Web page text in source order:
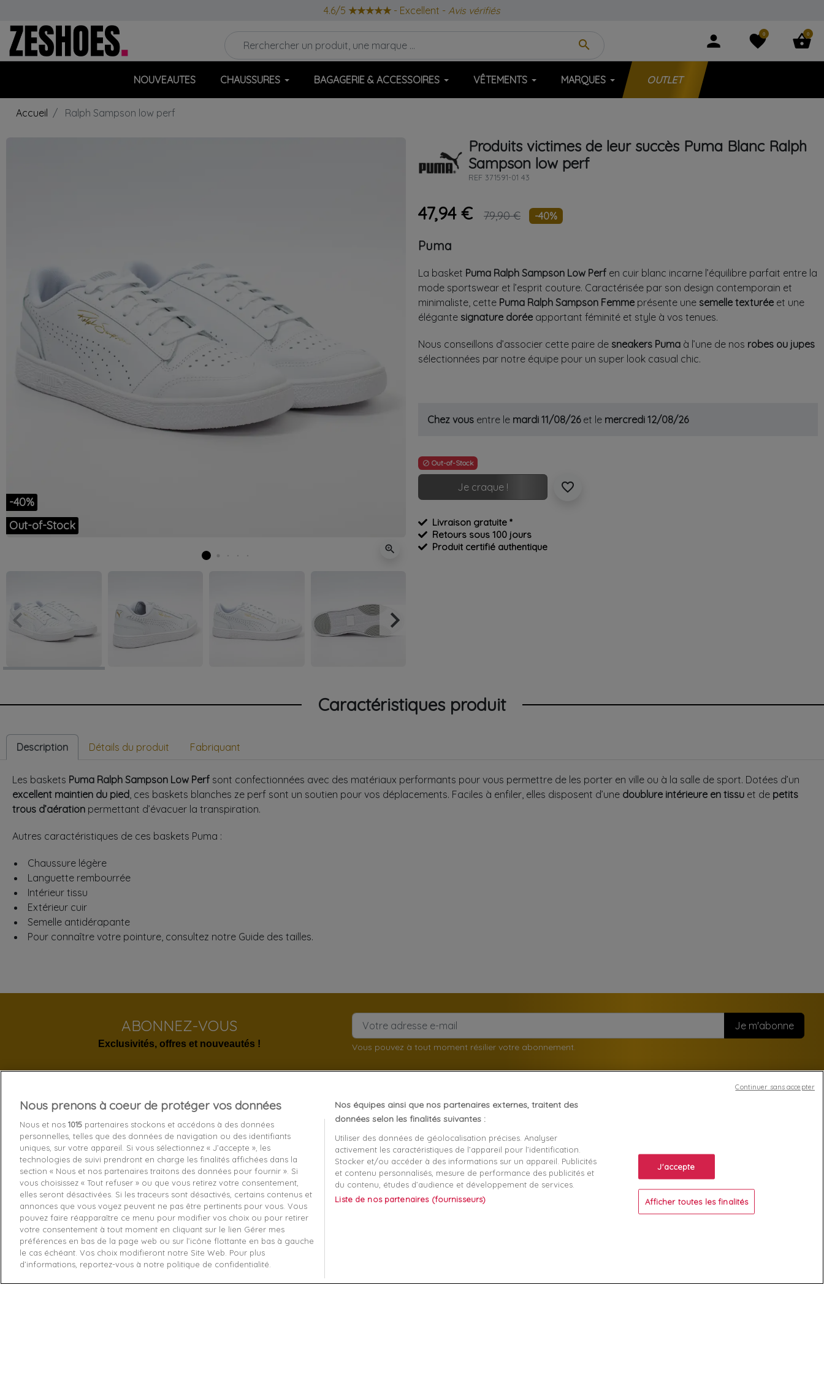
4.6/5 ★★★★★ - Excellent - Avis vérifiés
search person favorite
0 shopping_basket
0
NOUVEAUTES CHAUSSURES BAGAGERIE & ACCESSOIRES VÊTEMENTS MARQUES OUTLET
Accueil Ralph Sampson low perf
-40%
Out-of-Stock
zoom_in
Précédent
keyboard_arrow_left Suivant
keyboard_arrow_right
Produits victimes de leur succès Puma Blanc Ralph
Sampson low perf
REF 371591-01 43
47,94 € 79,90 € -40%
Puma
La basket Puma Ralph Sampson Low Perf en cuir blanc incarne l’équilibre parfait entre la
mode sportswear et l’esprit couture. Caractérisée par son design contemporain et
minimaliste, cette Puma Ralph Sampson Femme présente une semelle texturée et une
élégante signature dorée apportant féminité et style à vos tenues.
Nous conseillons d’associer cette paire de sneakers Puma à l’une de nos robes ou jupes
sélectionnées par notre équipe pour un super look casual chic.
Chez vous entre le mardi 11/08/26et le mercredi 12/08/26
 Out-of-Stock
Je craque ! favorite_border
Livraison gratuite *
Retours sous 100 jours
Produit certifié authentique
Caractéristiques produit
Description Détails du produit Fabriquant
Les baskets Puma Ralph Sampson Low Perf sont confectionnées avec des matériaux performants pour vous permettre de les porter en ville ou à la salle de sport. Dotées d’un
excellent maintien du pied , ces baskets blanches ze perf sont un soutien pour vos déplacements. Faciles à enfiler, elles disposent d’une doublure intérieure en tissu et de petits
trous d’aération permettant d’évacuer la transpiration.
Autres caractéristiques de ces baskets Puma :
Chaussure légère
Languette rembourrée
Intérieur tissu
Extérieur cuir
Semelle antidérapante
Pour connaître votre pointure, consultez notre Guide des tailles.
ABONNEZ-VOUS
Exclusivités, offres et nouveautés ! Vous pouvez à tout moment résilier votre abonnement.
Services client
Livraison
Echange et remboursement
Paiement sécurisé
Contactez-nous
Retourner ma commande
À propos
Mentions légales
Conditions générales de vente
Qui sommes nous?
Informatique et liberté
Connexion
Créez votre compte
Nous prenons à coeur de protéger vos données
Nous et nos 1015 partenaires stockons et accédons à des données
personnelles, telles que des données de navigation ou des identifiants
uniques, sur votre appareil. Si vous sélectionnez « J’accepte », les
technologies de suivi prendront en charge les finalités affichées dans la
section « Nous et nos partenaires traitons des données pour fournir ». Si
vous choisissez « Tout refuser » ou que vous retirez votre consentement,
elles seront désactivées. Si les traceurs sont désactivés, certains contenus et
annonces que vous voyez peuvent ne pas être pertinents pour vous. Vous
pouvez faire réapparaître ce menu pour modifier vos choix ou pour retirer
votre consentement à tout moment en cliquant sur le lien Gérer mes
préférences en bas de la page web ou sur l’icône flottante en bas à gauche
le cas échéant. Vos choix modifieront notre Site Web. Pour plus
d’informations, reportez-vous à notre politique de confidentialité.
Nos équipes ainsi que nos partenaires externes, traitent des
données selon les finalités suivantes :
Utiliser des données de géolocalisation précises. Analyser
activement les caractéristiques de l’appareil pour l’identification.
Stocker et/ou accéder à des informations sur un appareil. Publicités
et contenu personnalisés, mesure de performance des publicités et
du contenu, études d’audience et développement de services.
Liste de nos partenaires (fournisseurs)
J'accepte
Afficher toutes les finalités
Continuer sans accepter